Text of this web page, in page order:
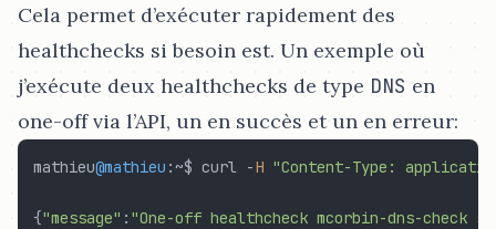
Cela permet d’exécuter rapidement des
healthchecks si besoin est. Un exemple où
j’exécute deux healthchecks de type DNS en
one-off via l’API, un en succès et un en erreur:
mathieu@mathieu :~$ curl -H "Content-Type:
{"message" : "One-off healthcheck mcorbin-dns-check